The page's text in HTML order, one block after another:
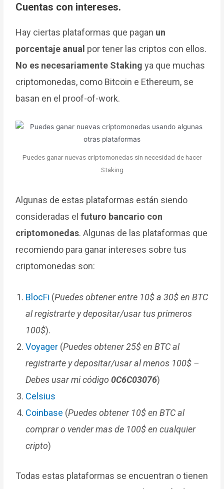
Cuentas con intereses.
Hay ciertas plataformas que pagan un
porcentaje anual por tener las criptos con ellos.
No es necesariamente Staking ya que muchas
criptomonedas, como Bitcoin e Ethereum, se
basan en el proof-of-work.
Puedes ganar nuevas criptomonedas sin necesidad de hacer
Staking
Algunas de estas plataformas están siendo
consideradas elfuturo bancario con
criptomonedas. Algunas de las plataformas que
recomiendo para ganar intereses sobre tus
criptomonedas son:
BlocFi (Puedes obtener entre 10$ a 30$ en BTC
al registrarte y depositar/usar tus primeros
100$).
Voyager (Puedes obtener 25$ en BTC al
registrarte y depositar/usar al menos 100$ –
Debes usar mi código0C6C03076)
Celsius
Coinbase (Puedes obtener 10$ en BTC al
comprar o vender mas de 100$ en cualquier
cripto)
Todas estas plataformas se encuentran o tienen